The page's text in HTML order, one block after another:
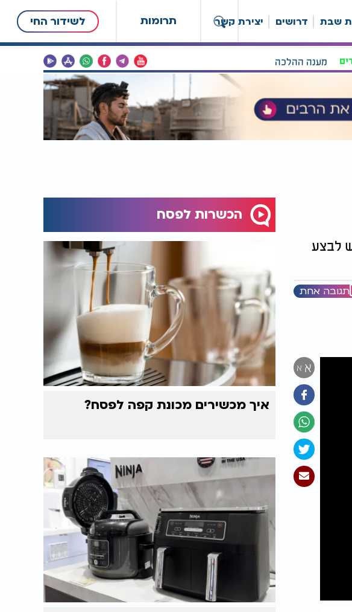
תרומות לשידור החי שבת דרושים יצירת קשר
מענה ההלכה
לבצע
תגובה אחת
א א
הכשרות לפסח
איך מכשירים מכונת קפה לפסח?